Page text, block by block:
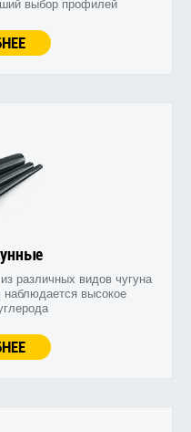
выбор профилей
различных видов чугуна
высокое